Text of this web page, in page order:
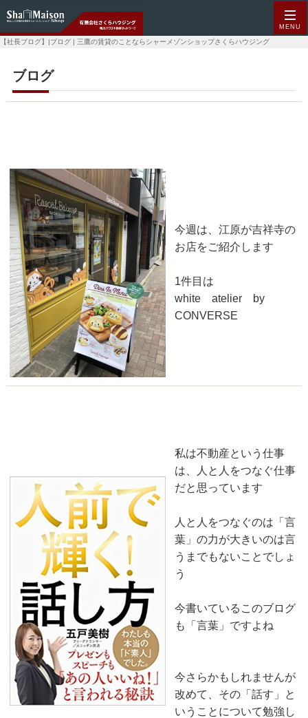
MENU
【社長ブログ】|ブログ | 三鷹の賃貸のことならシャーメゾンショップさくらハウジング
ブログ
今週は、江原が吉祥寺の
お店をご紹介します
1件目は
white atelier by
CONVERSE
私は不動産という仕事
は、人と人をつなぐ仕事
だと思っています
人と人をつなぐのは「言
葉」の力が大きいのは言
うまでもないことでしょ
う
今書いているこのブログ
も「言葉」ですよね
今さらかもしれませんが
改めて、その「話す」と
いうことについて勉強し